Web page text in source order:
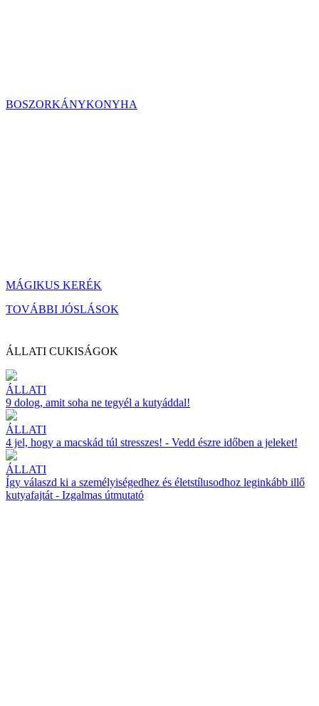
BOSZORKÁNYKONYHA
MÁGIKUS KERÉK
TOVÁBBI JÓSLÁSOK
ÁLLATI CUKISÁGOK
ÁLLATI
9 dolog, amit soha ne tegyél a kutyáddal!
ÁLLATI
4 jel, hogy a macskád túl stresszes! - Vedd észre időben a jeleket!
ÁLLATI
Így válaszd ki a személyiségedhez és életstílusodhoz leginkább illő
kutyafajtát - Izgalmas útmutató